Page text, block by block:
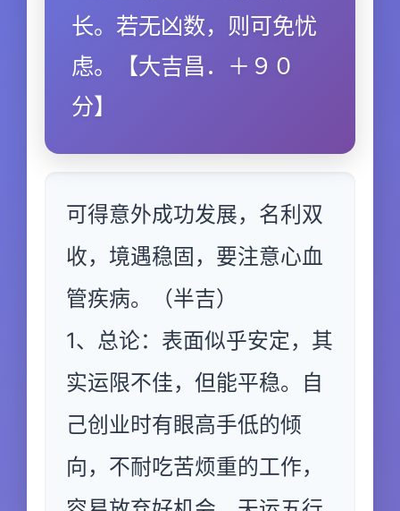
长。若无凶数，则可免忧
虑。【大吉昌．＋９０
分】
可得意外成功发展，名利双
收，境遇稳固，要注意心血
管疾病。（半吉）
1、总论：表面似乎安定，其
实运限不佳，但能平稳。自
己创业时有眼高手低的倾
向，不耐吃苦烦重的工作，